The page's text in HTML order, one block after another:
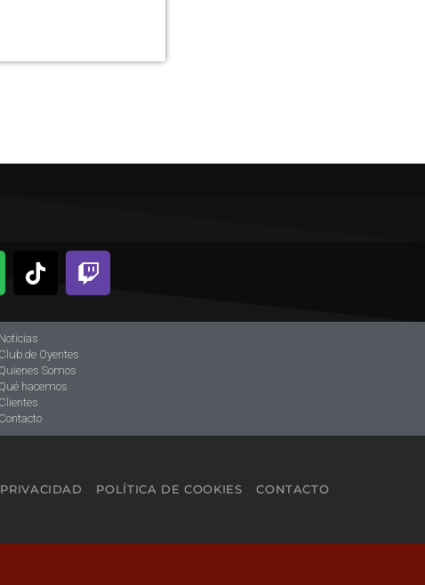
Noticias
Club de Oyentes
Quienes Somos
Qué hacemos
Clientes
Contacto
POLÍTICA DE COOKIES CONTACTO